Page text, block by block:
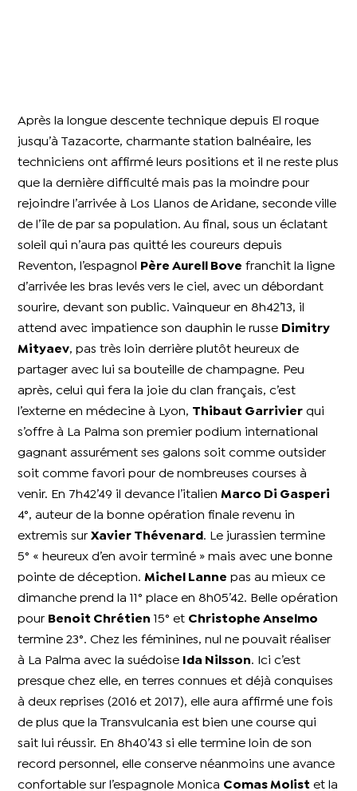
Après la longue descente technique depuis El roque
jusqu’à Tazacorte, charmante station balnéaire, les
techniciens ont affirmé leurs positions et il ne reste plus
que la dernière difficulté mais pas la moindre pour
rejoindre l’arrivée à Los Llanos de Aridane, seconde ville
de l’île de par sa population. Au final, sous un éclatant
soleil qui n’aura pas quitté les coureurs depuis
Reventon, l’espagnol
Père Aurell Bove franchit la ligne
d’arrivée les bras levés vers le ciel, avec un débordant
sourire, devant son public. Vainqueur en 8h42’13, il
attend avec impatience son dauphin le russe Dimitry
Mityaev, pas très loin derrière plutôt heureux de
partager avec lui sa bouteille de champagne. Peu
après, celui qui fera la joie du clan français, c’est
l’externe en médecine à Lyon, Thibaut Garrivier qui
s’offre à La Palma son premier podium international
gagnant assurément ses galons soit comme outsider
soit comme favori pour de nombreuses courses à
venir. En 7h42’49 il devance l’italienMarco Di Gasperi
4°, auteur de la bonne opération finale revenu in
extremis sur Xavier Thévenard . Le jurassien termine
5° « heureux d’en avoir terminé » mais avec une bonne
pointe de déception.Michel Lanne pas au mieux ce
dimanche prend la 11° place en 8h05’42. Belle opération
pour Benoit Chrétien 15° et Christophe Anselmo
termine 23°.Chez les féminines, nul ne pouvait réaliser
à La Palma avec la suédoise
Ida Nilsson. Ici c’est
presque chez elle, en terres connues et déjà conquises
à deux reprises (2016 et 2017), elle aura affirmé une fois
de plus que la Transvulcania est bien une course qui
sait lui réussir. En 8h40’43 si elle termine loin de son
record personnel, elle conserve néanmoins une avance
confortable sur l’espagnole Monica Comas Molist et la